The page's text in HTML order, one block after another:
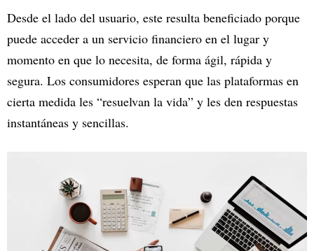
Desde el lado del usuario, este resulta beneficiado porque
puede acceder a un servicio financiero en el lugar y
momento en que lo necesita, de forma ágil, rápida y
segura. Los consumidores esperan que las plataformas en
cierta medida les “resuelvan la vida” y les den respuestas
instantáneas y sencillas.